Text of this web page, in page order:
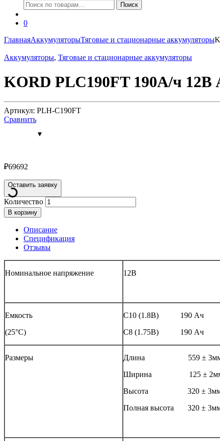
Искать:
Поиск
0
ГлавнаяАккумуляторыТяговые и стационарные аккумуляторы
Аккумуляторы, Тяговые и стационарные аккумуляторы
KORD PLC190FT 190А/ч 12В
Артикул: PLH-C190FT
Сравнить
₽69692
Оставить заявку
Количество
В корзину
Описание
Спецификация
Отзывы
Номинальное напряжение 12В
Емкость
(25°С)
С10 (1.8В) 190 Ач
С8 (1.75В) 190 Ач
Размеры
Длина 559 ±
Ширина 125 ±
Высота 320 ±
Полная высота 320 ±